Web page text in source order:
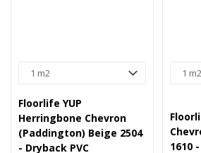
Floorlife YUP
Herringbone Chevron
(Paddington) Beige 2504
- Dryback PVC
1610